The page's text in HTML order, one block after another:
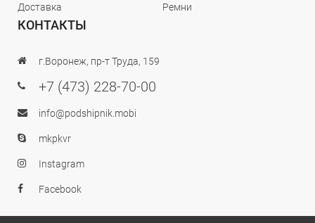
Доставка Ремни
КОНТАКТЫ
г.Воронеж, пр-т Труда, 159
+7 (473) 228-70-00
info@podshipnik.mobi
mkpkvr
Instagram
Facebook